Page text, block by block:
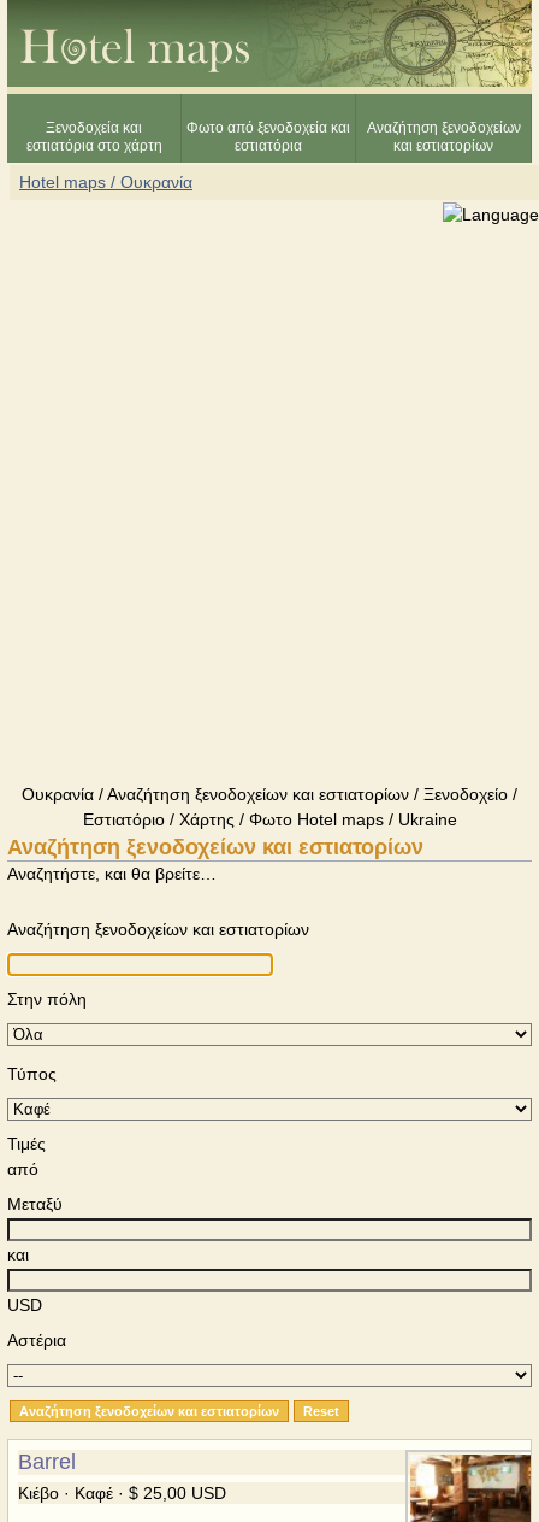
Ξενοδοχεία και
εστιατόρια στο χάρτη
Φωτο από ξενοδοχεία και
εστιατόρια
Αναζήτηση ξενοδοχείων
και εστιατορίων
Hotel maps / Ουκρανία
Ουκρανία / Αναζήτηση ξενοδοχείων και εστιατορίων / Ξενοδοχείο /
Εστιατόριο / Χάρτης / Φωτο Hotel maps / Ukraine
Αναζήτηση ξενοδοχείων και εστιατορίων
Αναζητήστε, και θα βρείτε…
Αναζήτηση ξενοδοχείων και εστιατορίων
Στην πόλη
Τύπος
Τιμές
από
Μεταξύ
και
USD
Αστέρια
Barrel
Κιέβο · Καφέ · $ 25,00 USD